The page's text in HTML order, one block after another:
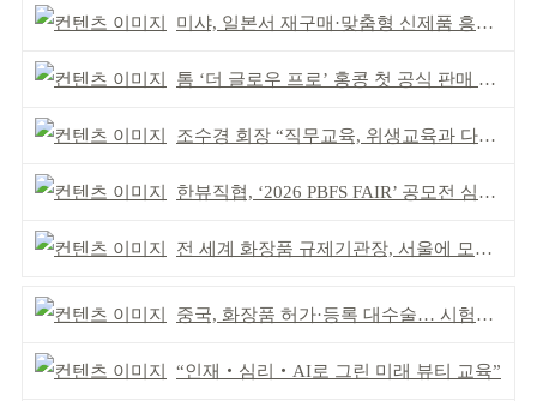
미샤, 일본서 재구매·맞춤형 신제품 흥행 ‘쌍끌이’
톰 ‘더 글로우 프로’ 홍콩 첫 공식 판매 완판
조수경 회장 “직무교육, 위생교육과 다르다”
한뷰직협, ‘2026 PBFS FAIR’ 공모전 심사 성료
전 세계 화장품 규제기관장, 서울에 모인다
중국, 화장품 허가·등록 대수술… 시험자료 공용 허용
“인재‧심리‧AI로 그린 미래 뷰티 교육”